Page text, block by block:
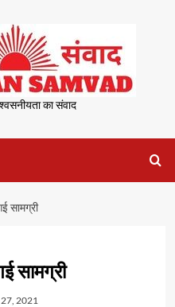
का संवाद
सामग्री
सामग्री
2021